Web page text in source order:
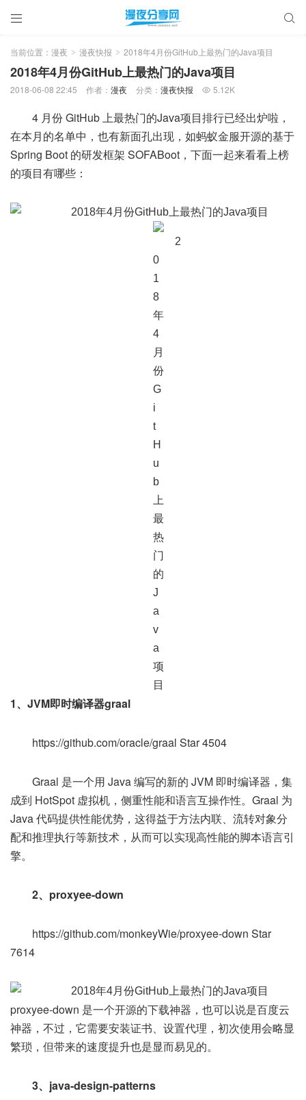
 
当前位置： 漫夜 > 漫夜快报 > 2018年4月份GitHub上最热门的Java项目
2018年4月份GitHub上最热门的Java项目
2018-06-08 22:45 作者： 漫夜 分类： 漫夜快报  5.12K
4 月份 GitHub 上最热门的Java项目排行已经出炉啦，
在本月的名单中，也有新面孔出现，如蚂蚁金服开源的基于
Spring Boot 的研发框架 SOFABoot，下面一起来看看上榜
的项目有哪些：
1、JVM即时编译器graal
https://github.com/oracle/graal Star 4504
Graal 是一个用 Java 编写的新的 JVM 即时编译器，集
成到 HotSpot 虚拟机，侧重性能和语言互操作性。Graal 为
Java 代码提供性能优势，这得益于方法内联、流转对象分
配和推理执行等新技术，从而可以实现高性能的脚本语言引
擎。
2、proxyee-down
https://github.com/monkeyWie/proxyee-down Star
7614
proxyee-down 是一个开源的下载神器，也可以说是百度云
神器，不过，它需要安装证书、设置代理，初次使用会略显
繁琐，但带来的速度提升也是显而易见的。
3、java-design-patterns